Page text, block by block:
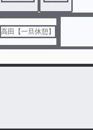
高田【一旦休憩】